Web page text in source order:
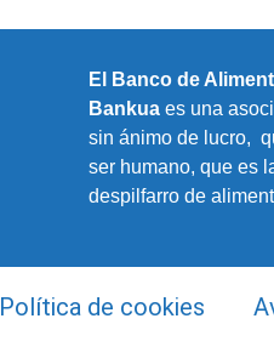
El Banco de
Bankua es una
sin ánimo de lucro,
ser humano, que es
despilfarro de
Política de cookies